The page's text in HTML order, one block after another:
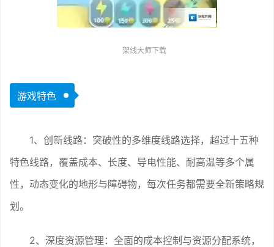
架线大师下载
游戏特色
1、创新线路：突破性的多维度线路选择，超过十五种
特色线路，覆盖成本、长度、导电性能、耐高温等多个属
性，动态变化的地形与障碍物，每次任务都需要全新策略规
划。
2、深度资源管理：全面的成本控制与资源分配系统，